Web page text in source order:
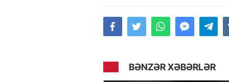
BƏNZƏR XƏBƏRLƏR